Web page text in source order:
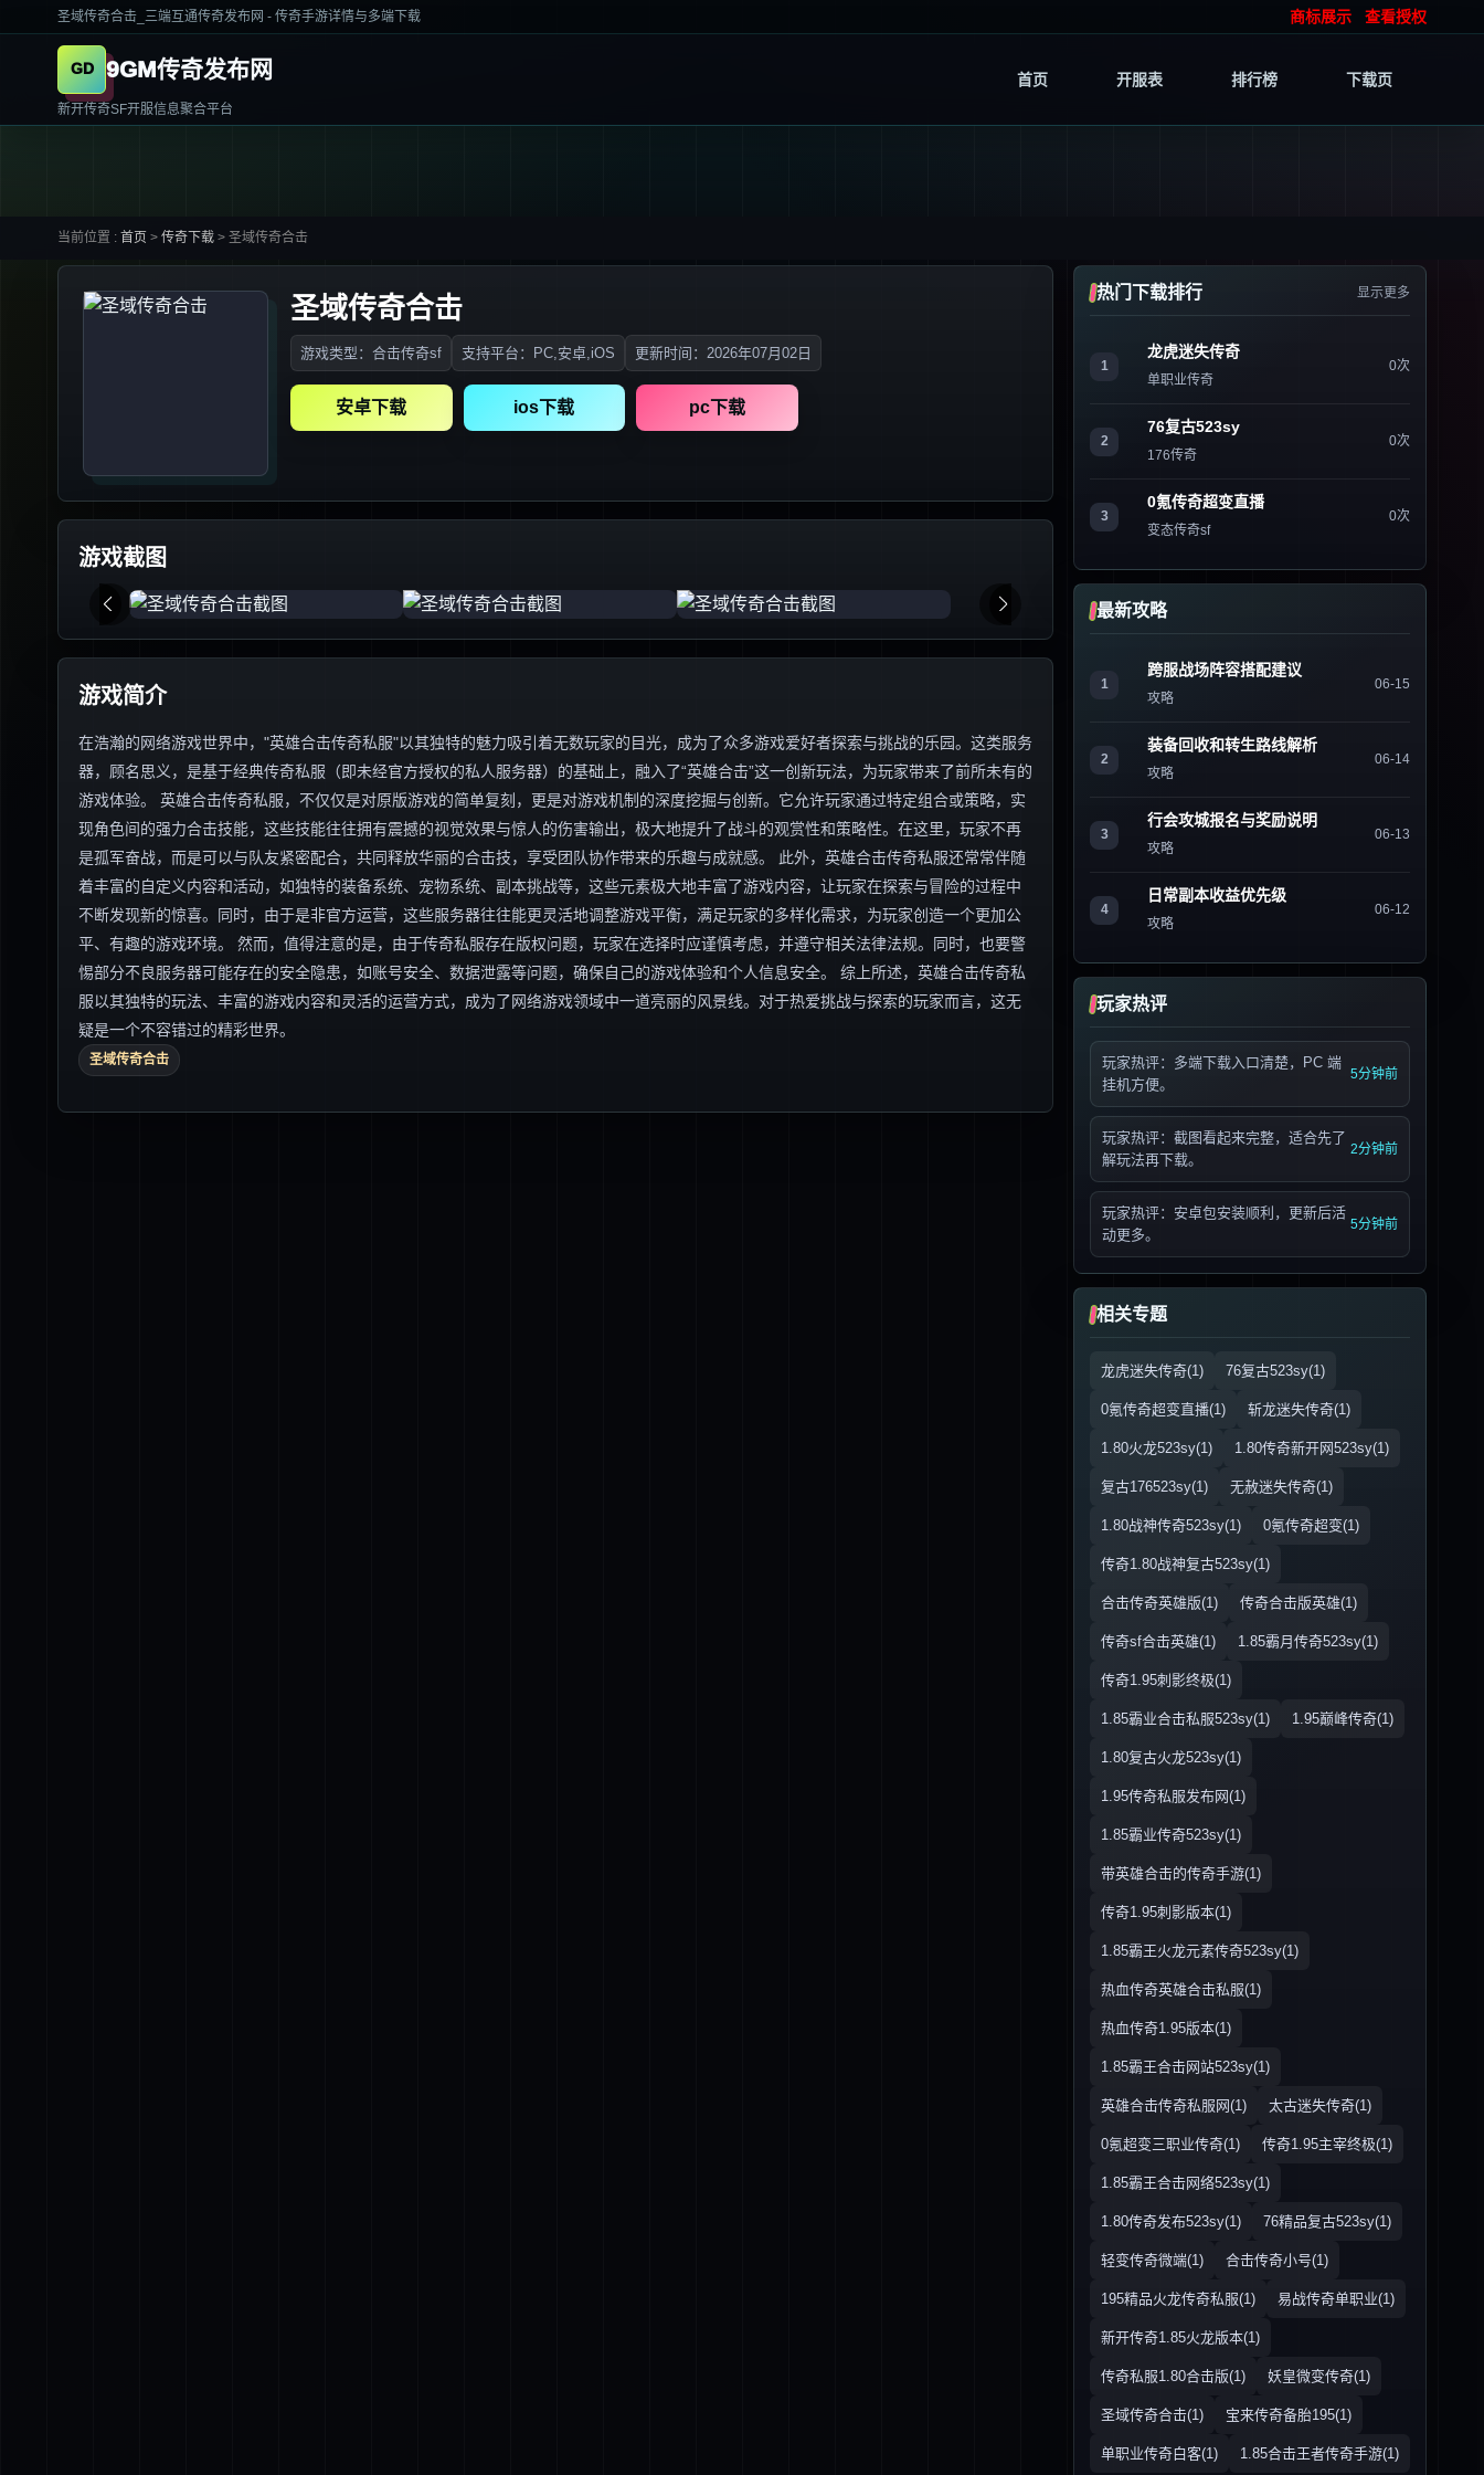
圣域传奇合击_三端互通传奇发布网 - 传奇手游详情与多端下载 商标展示 查看授权
9GM传奇发布网
新开传奇SF开服信息聚合平台
首页 开服表 排行榜 下载页
当前位置 : 首页 > 传奇下载 > 圣域传奇合击
圣域传奇合击
游戏类型：合击传奇sf 支持平台：PC,安卓,iOS 更新时间：2026年07月02日
安卓下载 ios下载 pc下载
游戏截图
游戏简介
在浩瀚的网络游戏世界中，"英雄合击传奇私服"以其独特的魅力吸引着无数玩家的目光，成为了众多游戏爱好者探索与挑战的乐园。这类服务
器，顾名思义，是基于经典传奇私服（即未经官方授权的私人服务器）的基础上，融入了“英雄合击”这一创新玩法，为玩家带来了前所未有的
游戏体验。 英雄合击传奇私服，不仅仅是对原版游戏的简单复刻，更是对游戏机制的深度挖掘与创新。它允许玩家通过特定组合或策略，实
现角色间的强力合击技能，这些技能往往拥有震撼的视觉效果与惊人的伤害输出，极大地提升了战斗的观赏性和策略性。在这里，玩家不再
是孤军奋战，而是可以与队友紧密配合，共同释放华丽的合击技，享受团队协作带来的乐趣与成就感。 此外，英雄合击传奇私服还常常伴随
着丰富的自定义内容和活动，如独特的装备系统、宠物系统、副本挑战等，这些元素极大地丰富了游戏内容，让玩家在探索与冒险的过程中
不断发现新的惊喜。同时，由于是非官方运营，这些服务器往往能更灵活地调整游戏平衡，满足玩家的多样化需求，为玩家创造一个更加公
平、有趣的游戏环境。 然而，值得注意的是，由于传奇私服存在版权问题，玩家在选择时应谨慎考虑，并遵守相关法律法规。同时，也要警
惕部分不良服务器可能存在的安全隐患，如账号安全、数据泄露等问题，确保自己的游戏体验和个人信息安全。 综上所述，英雄合击传奇私
服以其独特的玩法、丰富的游戏内容和灵活的运营方式，成为了网络游戏领域中一道亮丽的风景线。对于热爱挑战与探索的玩家而言，这无
疑是一个不容错过的精彩世界。
圣域传奇合击
热门下载排行 显示更多
1
龙虎迷失传奇
单职业传奇
0次
2
76复古523sy
176传奇
0次
3
0氪传奇超变直播
变态传奇sf
0次
最新攻略
1
跨服战场阵容搭配建议
攻略
06-15
2
装备回收和转生路线解析
攻略
06-14
3
行会攻城报名与奖励说明
攻略
06-13
4
日常副本收益优先级
攻略
06-12
玩家热评
玩家热评：多端下载入口清楚，PC 端
挂机方便。
5分钟前
玩家热评：截图看起来完整，适合先了
解玩法再下载。
2分钟前
玩家热评：安卓包安装顺利，更新后活
动更多。
5分钟前
相关专题
龙虎迷失传奇(1) 76复古523sy(1)
0氪传奇超变直播(1) 斩龙迷失传奇(1)
1.80火龙523sy(1) 1.80传奇新开网523sy(1)
复古176523sy(1) 无赦迷失传奇(1)
1.80战神传奇523sy(1) 0氪传奇超变(1)
传奇1.80战神复古523sy(1)
合击传奇英雄版(1) 传奇合击版英雄(1)
传奇sf合击英雄(1) 1.85霸月传奇523sy(1)
传奇1.95刺影终极(1)
1.85霸业合击私服523sy(1) 1.95巅峰传奇(1)
1.80复古火龙523sy(1)
1.95传奇私服发布网(1)
1.85霸业传奇523sy(1)
带英雄合击的传奇手游(1)
传奇1.95刺影版本(1)
1.85霸王火龙元素传奇523sy(1)
热血传奇英雄合击私服(1)
热血传奇1.95版本(1)
1.85霸王合击网站523sy(1)
英雄合击传奇私服网(1) 太古迷失传奇(1)
0氪超变三职业传奇(1) 传奇1.95主宰终极(1)
1.85霸王合击网络523sy(1)
1.80传奇发布523sy(1) 76精品复古523sy(1)
轻变传奇微端(1) 合击传奇小号(1)
195精品火龙传奇私服(1) 易战传奇单职业(1)
新开传奇1.85火龙版本(1)
传奇私服1.80合击版(1) 妖皇微变传奇(1)
圣域传奇合击(1) 宝来传奇备胎195(1)
单职业传奇白客(1) 1.85合击王者传奇手游(1)